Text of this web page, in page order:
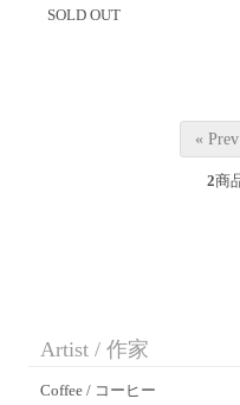
SOLD OUT
« Prev
2商
Artist / 作家
Coffee / コーヒー